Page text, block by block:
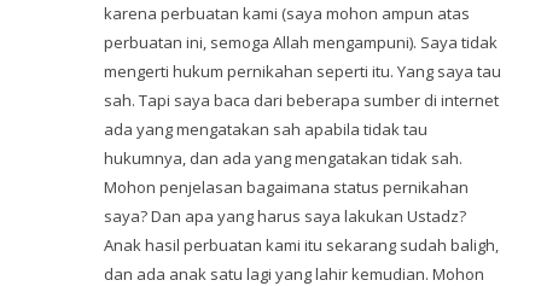
karena perbuatan kami (saya mohon ampun atas
perbuatan ini, semoga Allah mengampuni). Saya tidak
mengerti hukum pernikahan seperti itu. Yang saya tau
sah. Tapi saya baca dari beberapa sumber di internet
ada yang mengatakan sah apabila tidak tau
hukumnya, dan ada yang mengatakan tidak sah.
Mohon penjelasan bagaimana status pernikahan
saya? Dan apa yang harus saya lakukan Ustadz?
Anak hasil perbuatan kami itu sekarang sudah baligh,
dan ada anak satu lagi yang lahir kemudian. Mohon